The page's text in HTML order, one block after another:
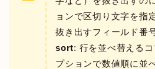
ョンで区切り文字を指
抜き出すフィールド番
sort: 行を並べ替える
プションで数値順に並